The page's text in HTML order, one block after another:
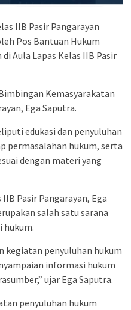
IIB Pasir Pangarayan
Pos Bantuan Hukum
Aula Lapas Kelas IIB Pasir
Kemasyarakatan
Ega Saputra.
edukasi dan penyuluhan
permasalahan hukum, serta
dengan materi yang
Pasir Pangarayan, Ega
salah satu sarana
hukum.
kegiatan penyuluhan hukum
informasi hukum
ujar Ega Saputra.
penyuluhan hukum